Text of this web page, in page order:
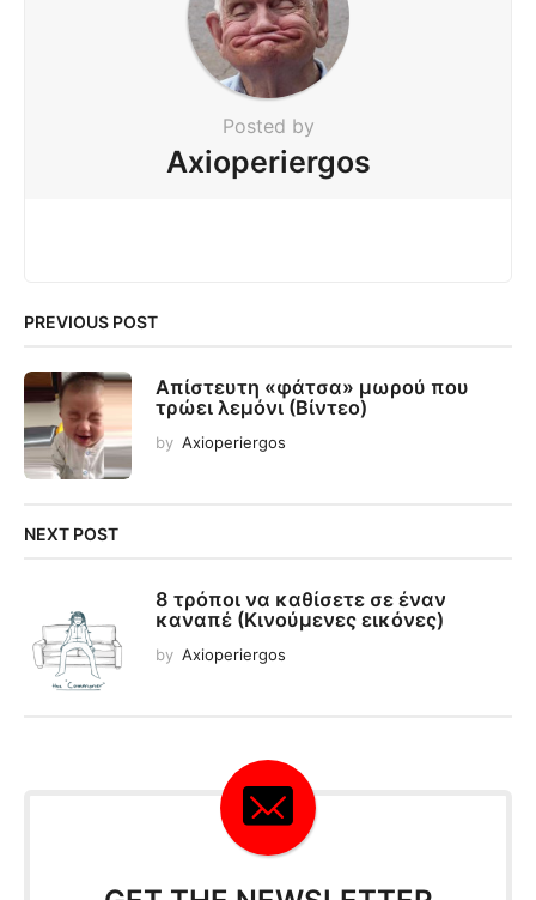
Posted by
Axioperiergos
PREVIOUS POST
Απίστευτη «φάτσα» μωρού που
τρώει λεμόνι (Βίντεο)
by Axioperiergos
NEXT POST
8 τρόποι να καθίσετε σε έναν
καναπέ (Κινούμενες εικόνες)
by Axioperiergos